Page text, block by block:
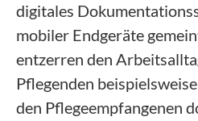
digitales
mobiler Endgeräte
entzerren den
Pflegenden
den Pflegeempfangenen